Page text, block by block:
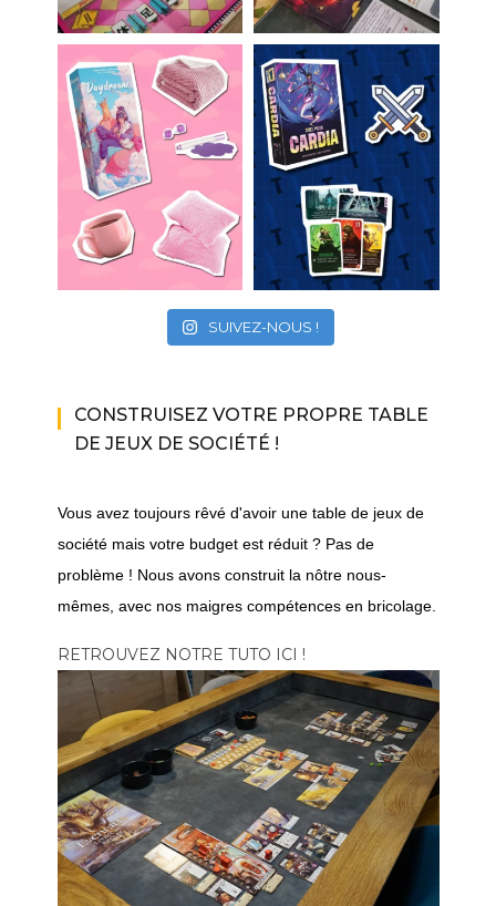
SUIVEZ-NOUS !
CONSTRUISEZ VOTRE PROPRE TABLE
DE JEUX DE SOCIÉTÉ !
Vous avez toujours rêvé d'avoir une table de jeux de
société mais votre budget est réduit ? Pas de
problème ! Nous avons construit la nôtre nous-
mêmes, avec nos maigres compétences en bricolage.
RETROUVEZ NOTRE TUTO ICI !